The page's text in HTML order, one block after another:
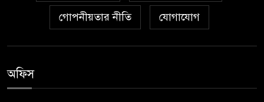
গোপনীয়তার নীতি যোগাযোগ
অফিস